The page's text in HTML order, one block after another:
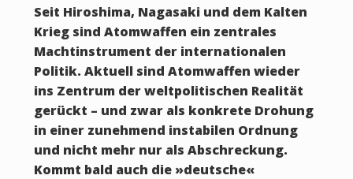
Seit Hiroshima, Nagasaki und dem Kalten
Krieg sind Atomwaffen ein zentrales
Machtinstrument der internationalen
Politik. Aktuell sind Atomwaffen wieder
ins Zentrum der weltpolitischen Realität
gerückt – und zwar als konkrete Drohung
in einer zunehmend instabilen Ordnung
und nicht mehr nur als Abschreckung.
Kommt bald auch die »deutsche«